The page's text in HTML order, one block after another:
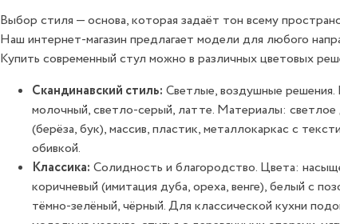
Выбор стиля — основа, которая задаёт тон всему
Наш интернет-магазин предлагает модели для любого
Купить современный стул можно в различных цветовых
Скандинавский стиль: Светлые, воздушные решения.
молочный, светло-серый, латте. Материалы: светлое
(берёза, бук),массив,пластик, металлокаркас с
обивкой.
Классика: Солидность и благородство. Цвета:
коричневый (имитация дуба, ореха, венге), белый с
тёмно-зелёный, чёрный. Для классической кухни